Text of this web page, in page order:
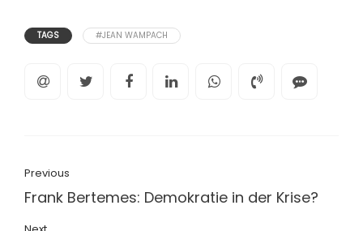
TAGS #JEAN WAMPACH
Previous
Frank Bertemes: Demokratie in der Krise?